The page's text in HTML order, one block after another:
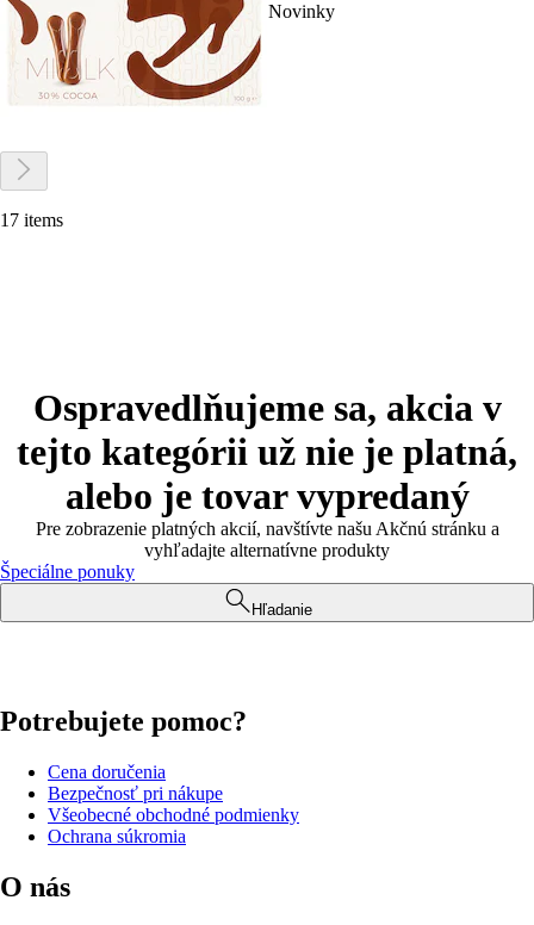
Novinky
17 items
Ospravedlňujeme sa, akcia v
tejto kategórii už nie je platná,
alebo je tovar vypredaný
Pre zobrazenie platných akcií, navštívte našu Akčnú stránku a
vyhľadajte alternatívne produkty
Špeciálne ponuky
Hľadanie
Potrebujete pomoc?
Cena doručenia
Bezpečnosť pri nákupe
Všeobecné obchodné podmienky
Ochrana súkromia
O nás